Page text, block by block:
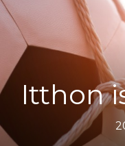
Itthon